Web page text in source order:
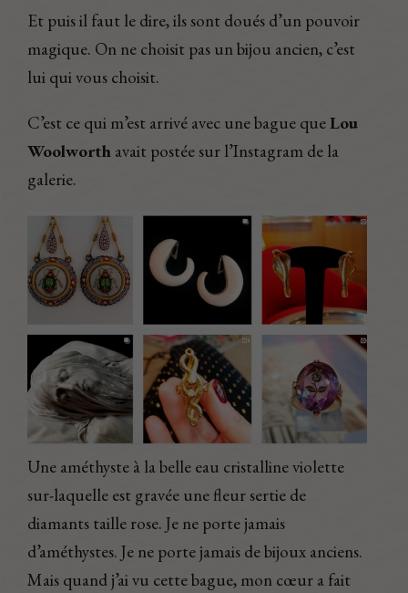
Et puis il faut le dire, ils sont doués d’un pouvoir
magique. On ne choisit pas un bijou ancien, c’est
lui qui vous choisit.
C’est ce qui m’est arrivé avec une bague queLou
Woolworth avait postée sur l’Instagram de la
galerie.
Une améthyste à la belle eau cristalline violette
sur-laquelle est gravée une fleur sertie de
diamants taille rose. Je ne porte jamais
d’améthystes. Je ne porte jamais de bijoux anciens.
Mais quand j’ai vu cette bague, mon cœur a fait